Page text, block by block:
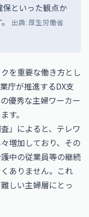
といった観点か
出典: 厚生労働省
を重要な働き方とし
庁が推進するDX支
優秀な主婦ワーカー
す。
」によると、テレワ
増加しており、その
中の従業員等の継続
ありません。これ
しい主婦層にとっ